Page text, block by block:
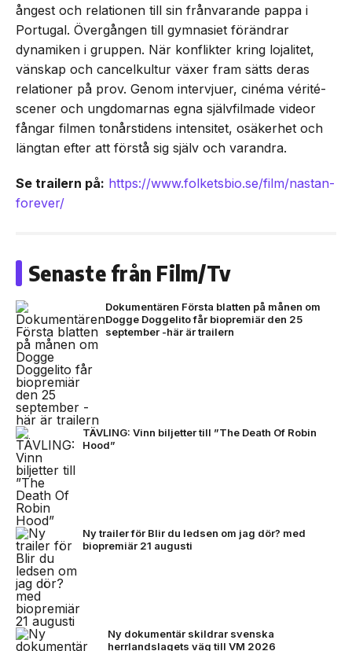
ångest och relationen till sin frånvarande pappa i
Portugal. Övergången till gymnasiet förändrar
dynamiken i gruppen. När konflikter kring lojalitet,
vänskap och cancelkultur växer fram sätts deras
relationer på prov. Genom intervjuer, cinéma vérité-
scener och ungdomarnas egna självfilmade videor
fångar filmen tonårstidens intensitet, osäkerhet och
längtan efter att förstå sig själv och varandra.
Se trailern på: https://www.folketsbio.se/film/nastan-
forever/
Senaste från Film/Tv
Dokumentären Första blatten på månen om
Dogge Doggelito får biopremiär den 25
september -här är trailern
TÄVLING: Vinn biljetter till ”The Death Of Robin
Hood”
Ny trailer för Blir du ledsen om jag dör? med
biopremiär 21 augusti
Ny dokumentär skildrar svenska
herrlandslagets väg till VM 2026